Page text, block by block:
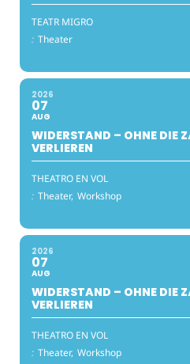
TEATR MIGRO
: Theater
2026
07
AUG
WIDERSTAND – OHNE DIE
VERLIEREN
THEATRO EN VOL
: Theater, Workshop
2026
07
AUG
WIDERSTAND – OHNE DIE
VERLIEREN
THEATRO EN VOL
: Theater, Workshop